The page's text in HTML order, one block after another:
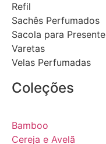
Refil
Sachês Perfumados
Sacola para Presente
Varetas
Velas Perfumadas
Coleções
Bamboo
Cereja e Avelã